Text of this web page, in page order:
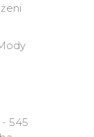
- 545